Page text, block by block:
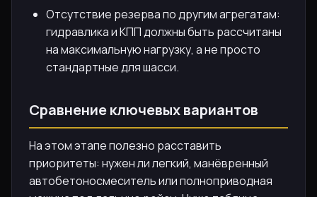
Отсутствие резерва по другим агрегатам:
гидравлика и КПП должны быть рассчитаны
на максимальную нагрузку, а не просто
стандартные для шасси.
Сравнение ключевых вариантов
На этом этапе полезно расставить
приоритеты: нужен ли легкий, манёвренный
автобетоносмеситель или полноприводная